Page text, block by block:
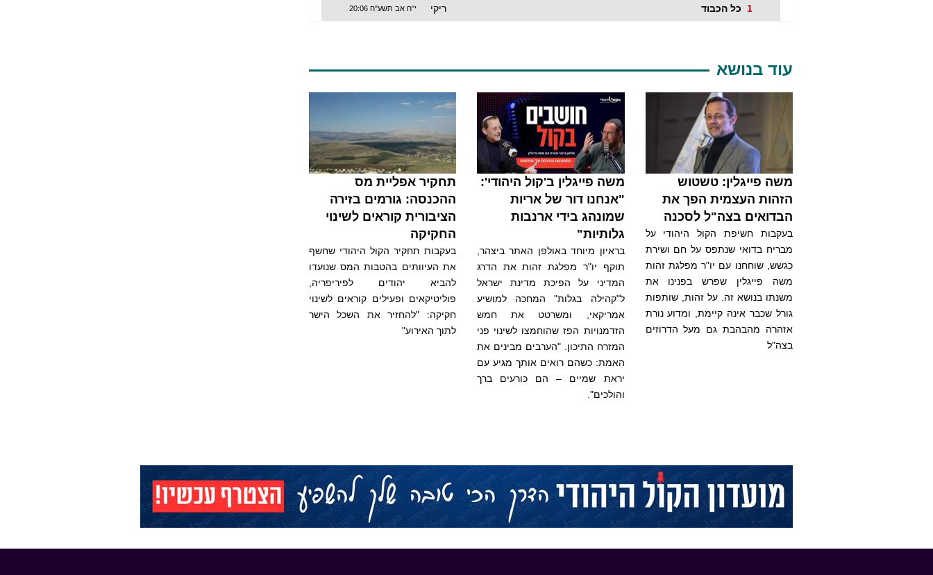
כל הכבוד 1 י"ח אב תשע"ח 20:06 ריקי
עוד בנושא
משה פייגלין: טשטוש
הזהות העצמית הפך את
הבדואים בצה"ל לסכנה
בעקבות חשיפת הקול היהודי על
מבריח בדואי שנתפס על חם ושירת
כגשש, שוחחנו עם יו"ר מפלגת זהות
משה פייגלין שפרש בפנינו את
משנתו בנושא זה. על זהות, שותפות
גורל שכבר אינה קיימת, ומדוע נורת
אזהרה מהבהבת גם מעל הדרוזים
בצה"ל
משה פייגלין ב'קול היהודי':
"אנחנו דור של אריות
שמונהג בידי ארנבות
גלותיות"
בראיון מיוחד באולפן האתר ביצהר,
תוקף יו"ר מפלגת זהות את הדרג
המדיני על הפיכת מדינת ישראל
ל"קהילה בגלות" המחכה למושיע
אמריקאי, ומשרטט את חמש
הזדמנויות הפז שהוחמצו לשינוי פני
המזרח התיכון. "הערבים מבינים את
האמת: כשהם רואים אותך מגיע עם
יראת שמיים – הם כורעים ברך
והולכים".
תחקיר אפליית מס
ההכנסה: גורמים בזירה
הציבורית קוראים לשינוי
החקיקה
בעקבות תחקיר הקול היהודי שחשף
את העיוותים בהטבות המס שנועדו
להביא יהודים לפיריפריה,
פוליטיקאים ופעילים קוראים לשינוי
חקיקה: "להחזיר את השכל הישר
לתוך האירוע"